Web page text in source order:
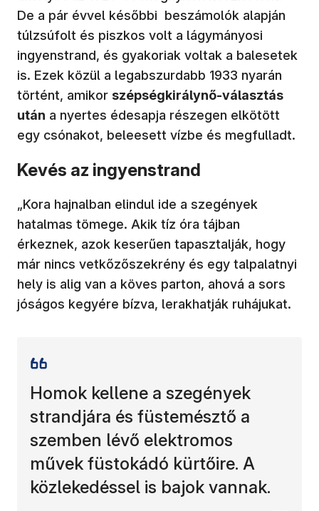
De a pár évvel későbbi beszámolók alapján
túlzsúfolt és piszkos volt a lágymányosi
ingyenstrand, és gyakoriak voltak a balesetek
is. Ezek közül a legabszurdabb 1933 nyarán
történt, amikor szépségkirálynő-választás
után a nyertes édesapja részegen elkötött
egy csónakot, beleesett vízbe és megfulladt.
Kevés az ingyenstrand
„Kora hajnalban elindul ide a szegények
hatalmas tömege. Akik tíz óra tájban
érkeznek, azok keserűen tapasztalják, hogy
már nincs vetkőzőszekrény és egy talpalatnyi
hely is alig van a köves parton, ahová a sors
jóságos kegyére bízva, lerakhatják ruhájukat.
Homok kellene a szegények
strandjára és füstemésztő a
szemben lévő elektromos
művek füstokádó kürtőire. A
közlekedéssel is bajok vannak.